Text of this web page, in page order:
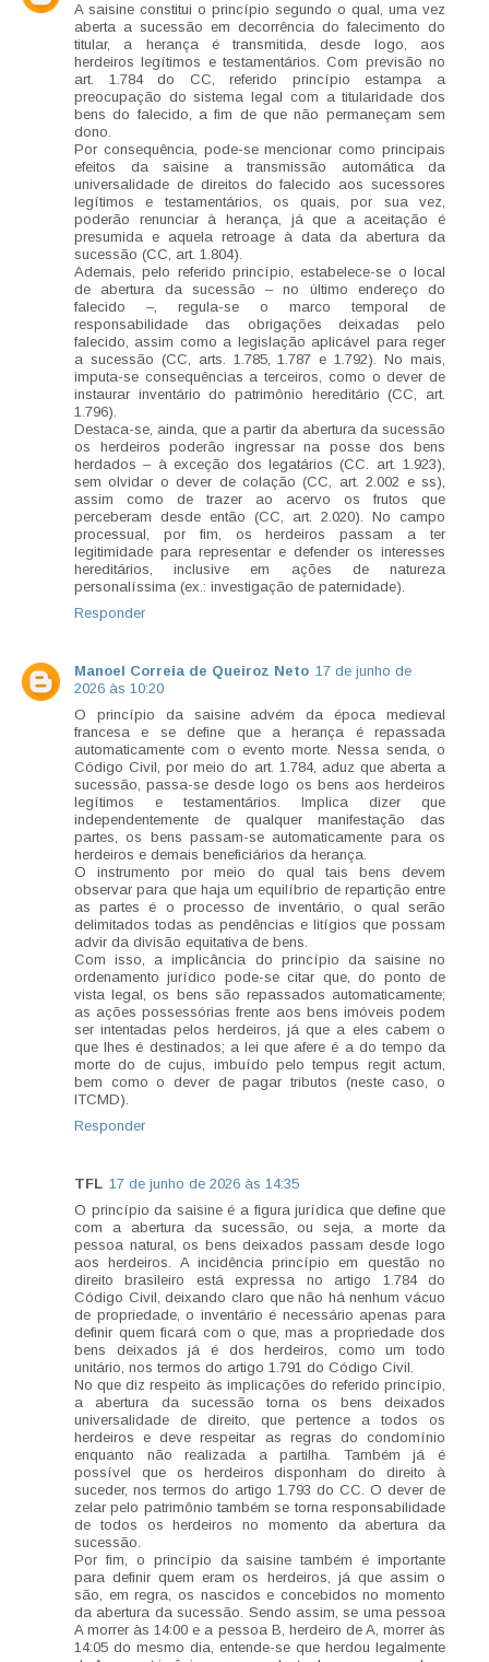
A saisine constitui o princípio segundo o qual, uma vez
aberta a sucessão em decorrência do falecimento do
titular, a herança é transmitida, desde logo, aos
herdeiros legítimos e testamentários. Com previsão no
art. 1.784 do CC, referido princípio estampa a
preocupação do sistema legal com a titularidade dos
bens do falecido, a fim de que não permaneçam sem
dono.
Por consequência, pode-se mencionar como principais
efeitos da saisine a transmissão automática da
universalidade de direitos do falecido aos sucessores
legítimos e testamentários, os quais, por sua vez,
poderão renunciar à herança, já que a aceitação é
presumida e aquela retroage à data da abertura da
sucessão (CC, art. 1.804).
Ademais, pelo referido princípio, estabelece-se o local
de abertura da sucessão – no último endereço do
falecido –, regula-se o marco temporal de
responsabilidade das obrigações deixadas pelo
falecido, assim como a legislação aplicável para reger
a sucessão (CC, arts. 1.785, 1.787 e 1.792). No mais,
imputa-se consequências a terceiros, como o dever de
instaurar inventário do patrimônio hereditário (CC, art.
1.796).
Destaca-se, ainda, que a partir da abertura da sucessão
os herdeiros poderão ingressar na posse dos bens
herdados – à exceção dos legatários (CC. art. 1.923),
sem olvidar o dever de colação (CC, art. 2.002 e ss),
assim como de trazer ao acervo os frutos que
perceberam desde então (CC, art. 2.020). No campo
processual, por fim, os herdeiros passam a ter
legitimidade para representar e defender os interesses
hereditários, inclusive em ações de natureza
personalíssima (ex.: investigação de paternidade).
Responder
Manoel Correia de Queiroz Neto 17 de junho de
2026 às 10:20
O princípio da saisine advém da época medieval
francesa e se define que a herança é repassada
automaticamente com o evento morte. Nessa senda, o
Código Civil, por meio do art. 1.784, aduz que aberta a
sucessão, passa-se desde logo os bens aos herdeiros
legítimos e testamentários. Implica dizer que
independentemente de qualquer manifestação das
partes, os bens passam-se automaticamente para os
herdeiros e demais beneficiários da herança.
O instrumento por meio do qual tais bens devem
observar para que haja um equilíbrio de repartição entre
as partes é o processo de inventário, o qual serão
delimitados todas as pendências e litígios que possam
advir da divisão equitativa de bens.
Com isso, a implicância do princípio da saisine no
ordenamento jurídico pode-se citar que, do ponto de
vista legal, os bens são repassados automaticamente;
as ações possessórias frente aos bens imóveis podem
ser intentadas pelos herdeiros, já que a eles cabem o
que lhes é destinados; a lei que afere é a do tempo da
morte do de cujus, imbuído pelo tempus regit actum,
bem como o dever de pagar tributos (neste caso, o
ITCMD).
Responder
TFL 17 de junho de 2026 às 14:35
O princípio da saisine é a figura jurídica que define que
com a abertura da sucessão, ou seja, a morte da
pessoa natural, os bens deixados passam desde logo
aos herdeiros. A incidência princípio em questão no
direito brasileiro está expressa no artigo 1.784 do
Código Civil, deixando claro que não há nenhum vácuo
de propriedade, o inventário é necessário apenas para
definir quem ficará com o que, mas a propriedade dos
bens deixados já é dos herdeiros, como um todo
unitário, nos termos do artigo 1.791 do Código Civil.
No que diz respeito às implicações do referido princípio,
a abertura da sucessão torna os bens deixados
universalidade de direito, que pertence a todos os
herdeiros e deve respeitar as regras do condomínio
enquanto não realizada a partilha. Também já é
possível que os herdeiros disponham do direito à
suceder, nos termos do artigo 1.793 do CC. O dever de
zelar pelo patrimônio também se torna responsabilidade
de todos os herdeiros no momento da abertura da
sucessão.
Por fim, o princípio da saisine também é importante
para definir quem eram os herdeiros, já que assim o
são, em regra, os nascidos e concebidos no momento
da abertura da sucessão. Sendo assim, se uma pessoa
A morrer às 14:00 e a pessoa B, herdeiro de A, morrer às
14:05 do mesmo dia, entende-se que herdou legalmente